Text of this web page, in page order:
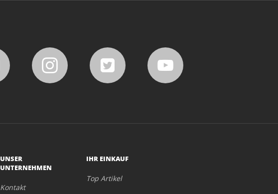
UNSER
UNTERNEHMEN
Kontakt
IHR EINKAUF
Top Artikel